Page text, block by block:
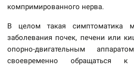
компримированного нерва.
В целом такая симптоматика
заболевания почек, печени или
опорно-двигательным
своевременно обращаться